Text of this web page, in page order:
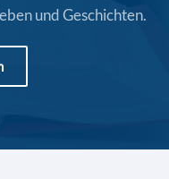
und Geschichten.